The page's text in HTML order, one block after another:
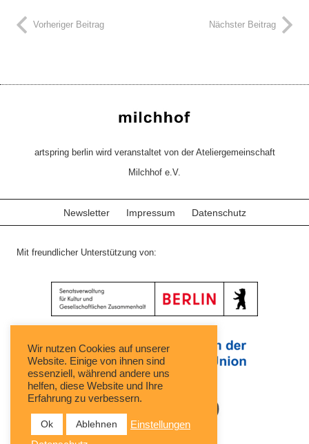
Vorheriger Beitrag Nächster Beitrag
artspring berlin wird veranstaltet von der Ateliergemeinschaft
Milchhof e.V.
Newsletter Impressum Datenschutz
Mit freundlicher Unterstützung von:
Wir nutzen Cookies auf unserer
Website. Einige von ihnen sind
essenziell, während andere uns
helfen, diese Website und Ihre
Erfahrung zu verbessern.
Ok Ablehnen
Einstellungen